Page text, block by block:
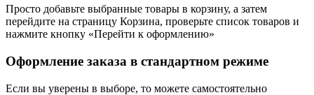
Просто добавьте выбранные товары в корзину, а затем
перейдите на страницу Корзина, проверьте список товаров и
нажмите кнопку «Перейти к оформлению»
Оформление заказа в стандартном режиме
Если вы уверены в выборе, то можете самостоятельно